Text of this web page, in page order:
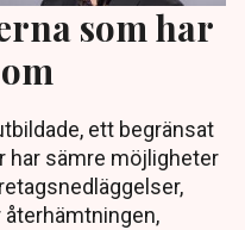
som har
ett begränsat
har sämre möjligheter